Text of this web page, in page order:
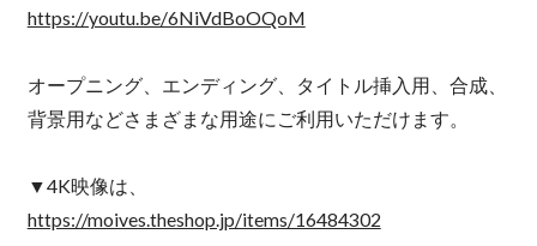
https://youtu.be/6NiVdBoOQoM
オープニング、エンディング、タイトル挿入用、合成、
背景用などさまざまな用途にご利用いただけます。
▼4K映像は、
https://moives.theshop.jp/items/16484302